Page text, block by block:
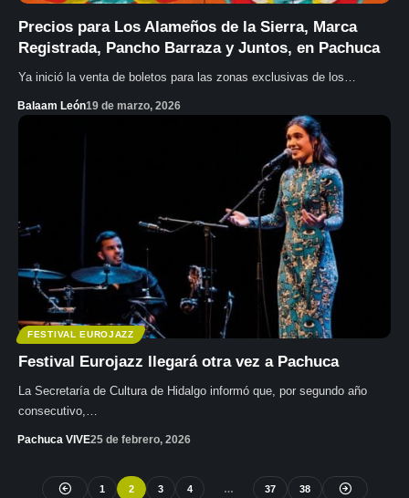
Precios para Los Alameños de la Sierra, Marca
Registrada, Pancho Barraza y Juntos, en Pachuca
Ya inició la venta de boletos para las zonas exclusivas de los…
Balaam León19 de marzo, 2026
FESTIVAL EUROJAZZ
Festival Eurojazz llegará otra vez a Pachuca
La Secretaría de Cultura de Hidalgo informó que, por segundo año
consecutivo,…
Pachuca VIVE25 de febrero, 2026
1 2 3 4 … 37 38